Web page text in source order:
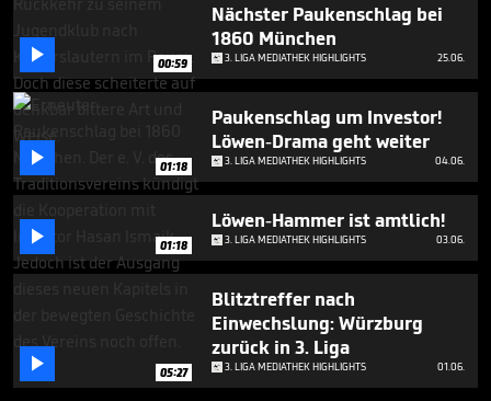
seconds
 00:59
Nächster Paukenschlag bei
1860 München
3. LIGA MEDIATHEK HIGHLIGHTS 25.06.
 01:18
Paukenschlag um Investor!
Löwen-Drama geht weiter
3. LIGA MEDIATHEK HIGHLIGHTS 04.06.
 01:18
Löwen-Hammer ist amtlich!
3. LIGA MEDIATHEK HIGHLIGHTS 03.06.
 05:27
Blitztreffer nach
Einwechslung: Würzburg
zurück in 3. Liga
3. LIGA MEDIATHEK HIGHLIGHTS 01.06.